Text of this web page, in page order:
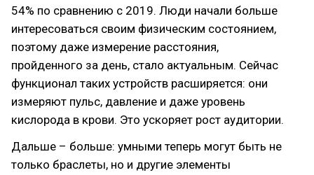
54% по сравнению с 2019. Люди начали больше
интересоваться своим физическим состоянием,
поэтому даже измерение расстояния,
пройденного за день, стало актуальным. Сейчас
функционал таких устройств расширяется: они
измеряют пульс, давление и даже уровень
кислорода в крови. Это ускоряет рост аудитории.
Дальше – больше: умными теперь могут быть не
только браслеты, но и другие элементы